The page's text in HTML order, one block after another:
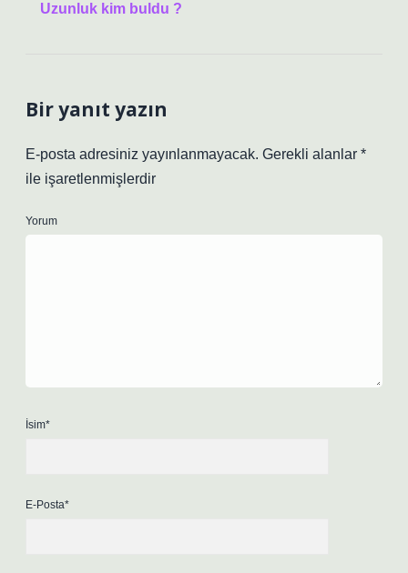
Uzunluk kim buldu ?
Bir yanıt yazın
E-posta adresiniz yayınlanmayacak. Gerekli alanlar *
ile işaretlenmişlerdir
Yorum
İsim*
E-Posta*